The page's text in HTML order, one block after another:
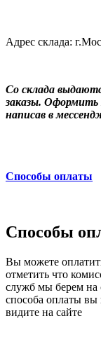
Адрес склада:
Со склада
заказы. Оформить
написав в
Способы оплаты
Способы
Вы можете
отметить что
служб мы берем на
способа оплаты вы
видите на сайте